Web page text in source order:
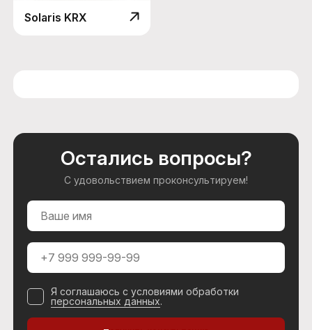
Solaris KRX
Остались вопросы?
С удовольствием проконсультируем!
Я соглашаюсь с условиями обработки
персональных данных.